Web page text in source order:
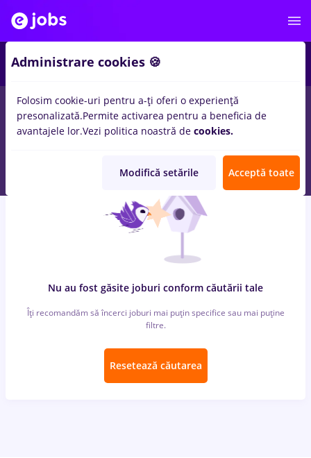
locuri de muncaprime kapitalinRemote (de acasa)
Student, Fara experientainTransport / Distributie, Medicina /
Sanatate
Nu au fost găsite joburi conform căutării tale
Îți recomandăm să încerci joburi mai puțin specifice sau mai puține
filtre.
Resetează căutarea
Administrare cookies 🍪
Folosim cookie-uri pentru a-ți oferi o experiență
presonalizată.Permite activarea pentru a beneficia de
avantajele lor.Vezi politica noastră de cookies.
Modifică setările Acceptă toate